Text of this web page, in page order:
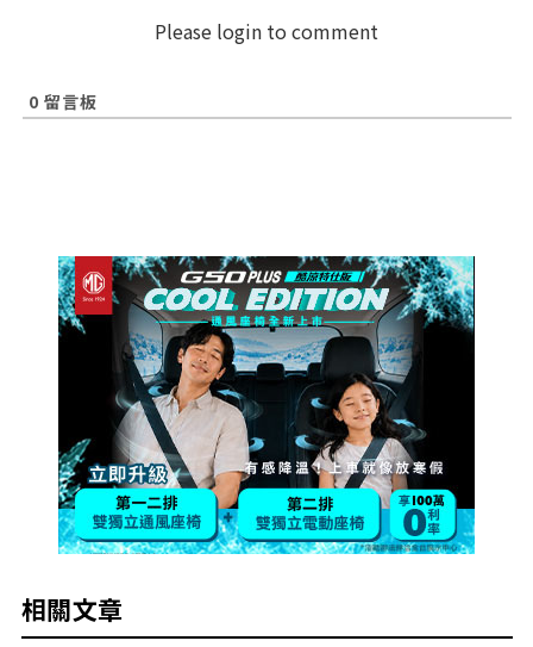
Please login to comment
0 留言板
相關文章